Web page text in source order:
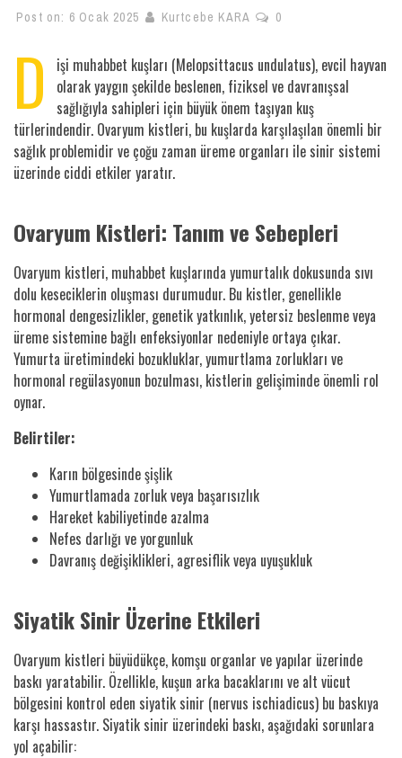
Post on: 6 Ocak 2025 Kurtcebe KARA 0
D
işi muhabbet kuşları (Melopsittacus undulatus), evcil hayvan
olarak yaygın şekilde beslenen, fiziksel ve davranışsal
sağlığıyla sahipleri için büyük önem taşıyan kuş
türlerindendir. Ovaryum kistleri, bu kuşlarda karşılaşılan önemli bir
sağlık problemidir ve çoğu zaman üreme organları ile sinir sistemi
üzerinde ciddi etkiler yaratır.
Ovaryum Kistleri: Tanım ve Sebepleri
Ovaryum kistleri, muhabbet kuşlarında yumurtalık dokusunda sıvı
dolu keseciklerin oluşması durumudur. Bu kistler, genellikle
hormonal dengesizlikler, genetik yatkınlık, yetersiz beslenme veya
üreme sistemine bağlı enfeksiyonlar nedeniyle ortaya çıkar.
Yumurta üretimindeki bozukluklar, yumurtlama zorlukları ve
hormonal regülasyonun bozulması, kistlerin gelişiminde önemli rol
oynar.
Belirtiler:
Karın bölgesinde şişlik
Yumurtlamada zorluk veya başarısızlık
Hareket kabiliyetinde azalma
Nefes darlığı ve yorgunluk
Davranış değişiklikleri, agresiflik veya uyuşukluk
Siyatik Sinir Üzerine Etkileri
Ovaryum kistleri büyüdükçe, komşu organlar ve yapılar üzerinde
baskı yaratabilir. Özellikle, kuşun arka bacaklarını ve alt vücut
bölgesini kontrol eden siyatik sinir (nervus ischiadicus) bu baskıya
karşı hassastır. Siyatik sinir üzerindeki baskı, aşağıdaki sorunlara
yol açabilir: